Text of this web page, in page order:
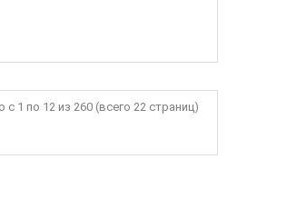
с 1 по 12 из 260 (всего 22 страниц)